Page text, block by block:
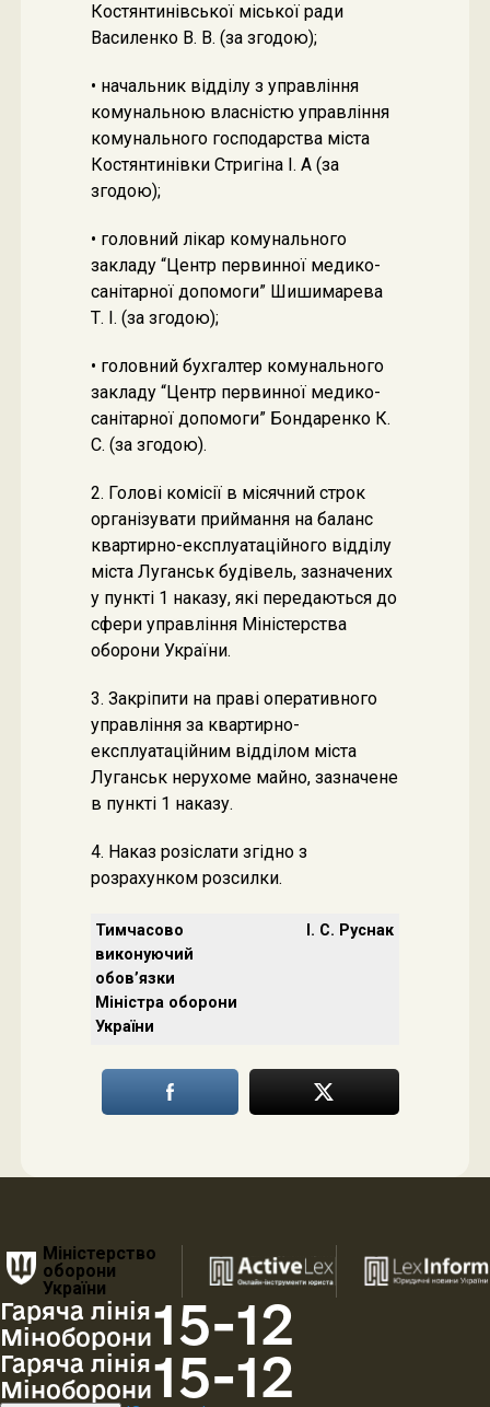
Костянтинівської міської ради
Василенко В. В. (за згодою);
• начальник відділу з управління
комунальною власністю управління
комунального господарства міста
Костянтинівки Стригіна І. А (за
згодою);
• головний лікар комунального
закладу “Центр первинної медико-
санітарної допомоги” Шишимарева
Т. І. (за згодою);
• головний бухгалтер комунального
закладу “Центр первинної медико-
санітарної допомоги” Бондаренко К.
С. (за згодою).
2. Голові комісії в місячний строк
організувати приймання на баланс
квартирно-експлуатаційного відділу
міста Луганськ будівель, зазначених
у пункті 1 наказу, які передаються до
сфери управління Міністерства
оборони України.
3. Закріпити на праві оперативного
управління за квартирно-
експлуатаційним відділом міста
Луганськ нерухоме майно, зазначене
в пункті 1 наказу.
4. Наказ розіслати згідно з
розрахунком розсилки.
Тимчасово
виконуючий
обов’язки
Міністра оборони
України
І. С. Руснак
Міністерство
оборони
України
Гаряча лінія
Міноборони15-12
Гаряча лінія
Міноборони15-12